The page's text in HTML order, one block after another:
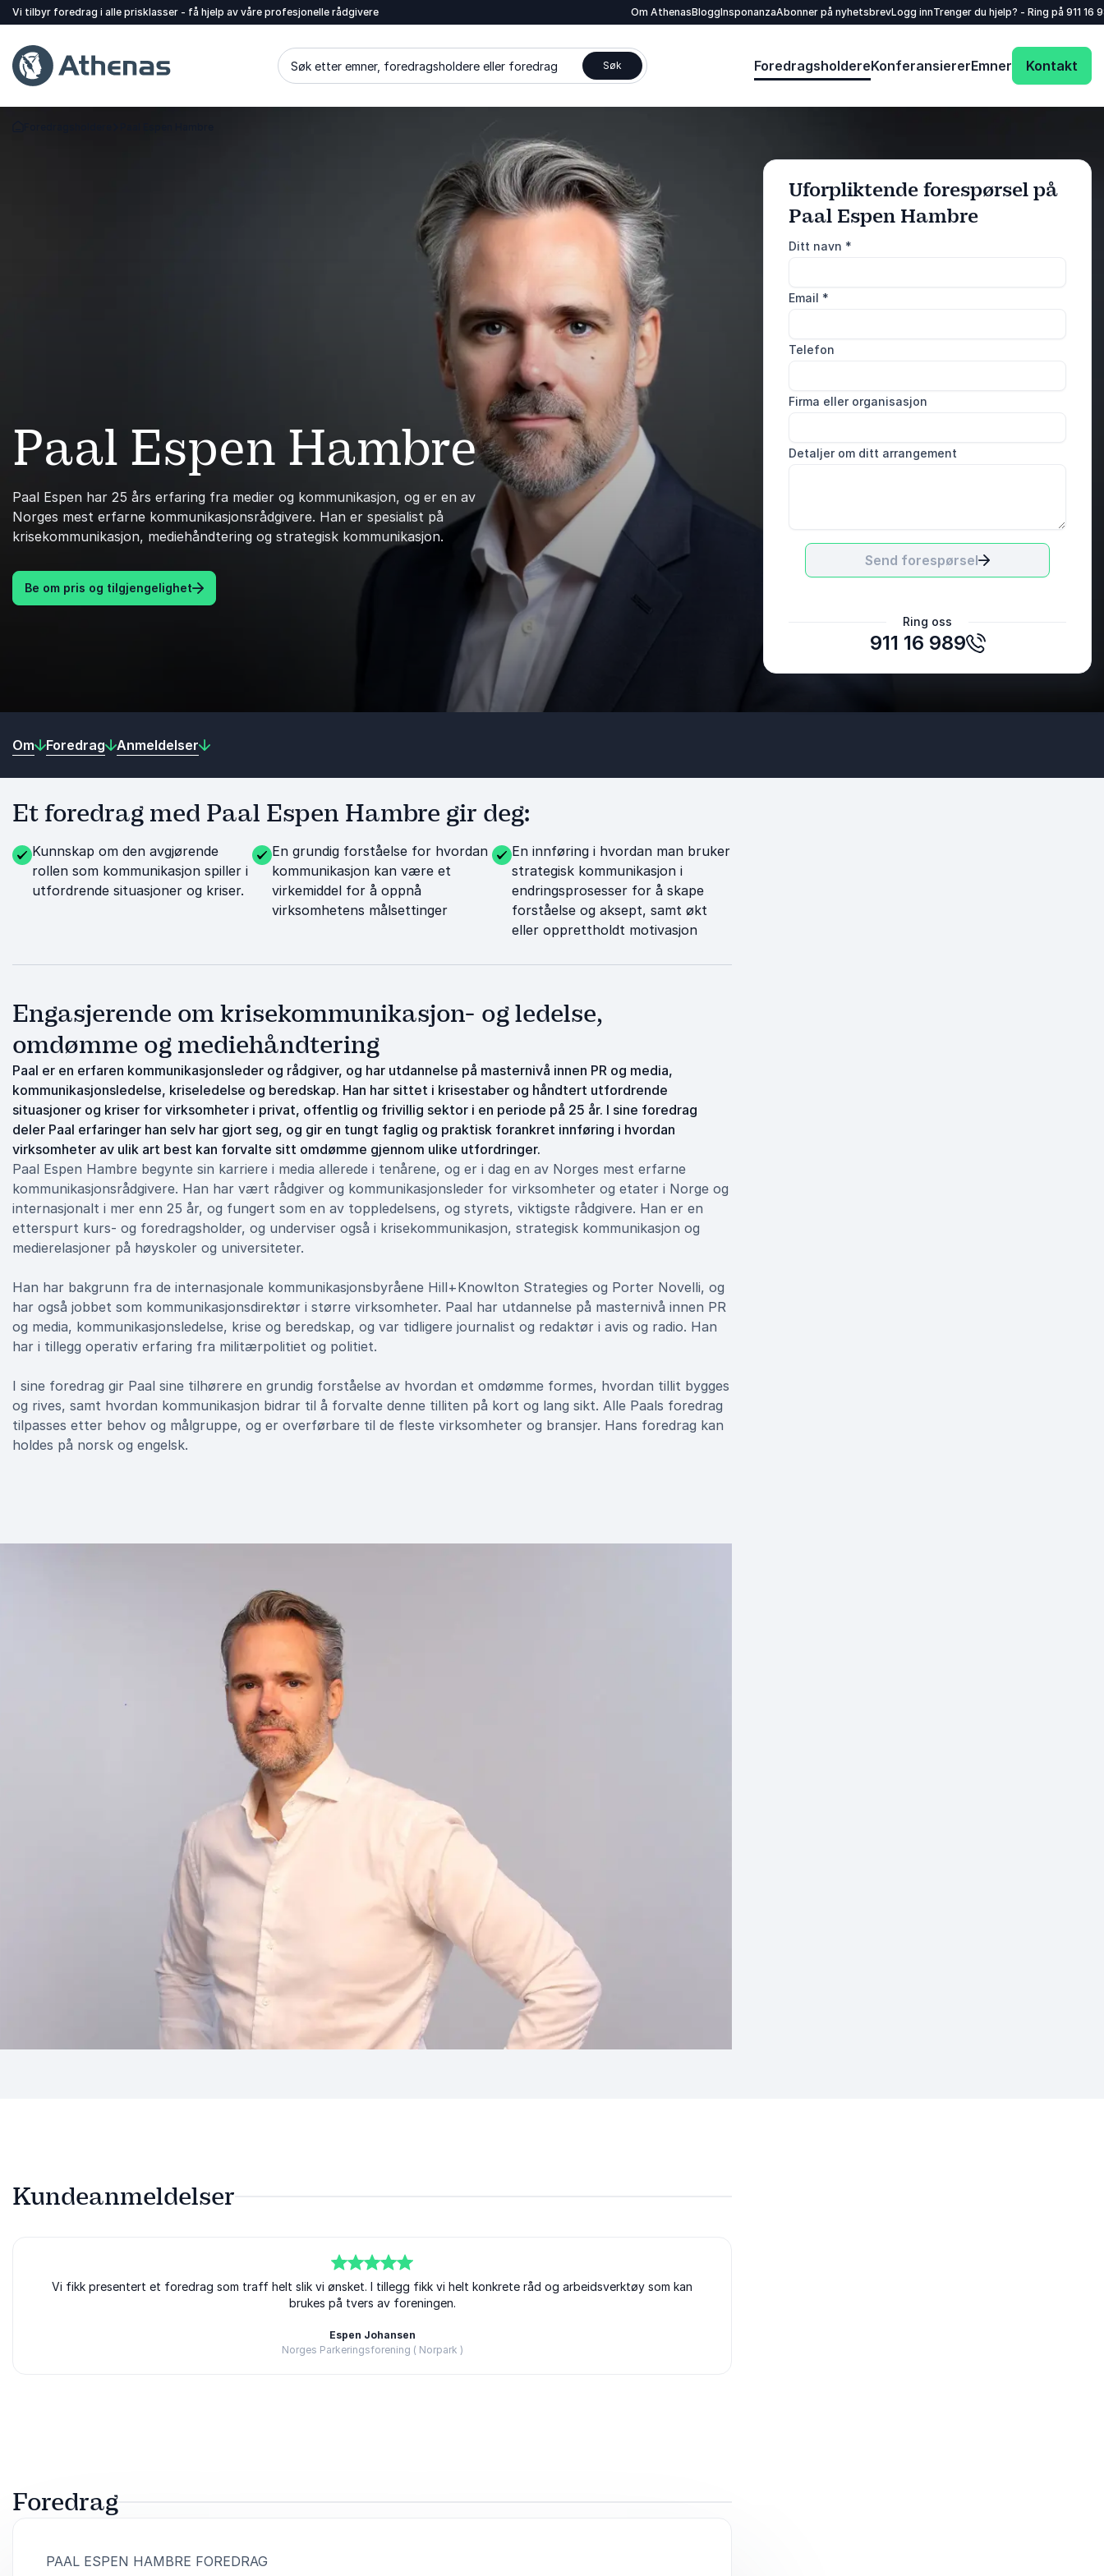
Vi tilbyr foredrag i alle prisklasser - få hjelp av våre profesjonelle rådgivere Om AthenasBloggInsponanzaAbonner på nyhetsbrevLogg innTrenger du hjelp? - Ring på 911 16
Søk etter emner, foredragsholdere eller foredrag Søk ForedragsholdereKonferansiererEmner Kontakt
Paal Espen Hambre
Paal Espen har 25 års erfaring fra medier og kommunikasjon, og er en av
Norges mest erfarne kommunikasjonsrådgivere. Han er spesialist på
krisekommunikasjon, mediehåndtering og strategisk kommunikasjon.
Be om pris og tilgjengelighet
Uforpliktende forespørsel på
Paal Espen Hambre
Ditt navn *
Email *
Telefon
Firma eller organisasjon
Detaljer om ditt arrangement
Send forespørsel
Ring oss
911 16 989
Norges Parkeringsforening ( Norpark )
Om Foredrag Anmeldelser
Et foredrag med Paal Espen Hambre gir deg:
Kunnskap om den avgjørende
rollen som kommunikasjon spiller i
utfordrende situasjoner og kriser.
En grundig forståelse for hvordan
kommunikasjon kan være et
virkemiddel for å oppnå
virksomhetens målsettinger
En innføring i hvordan man bruker
strategisk kommunikasjon i
endringsprosesser for å skape
forståelse og aksept, samt økt
eller opprettholdt motivasjon
Engasjerende om krisekommunikasjon- og ledelse,
omdømme og mediehåndtering
Paal er en erfaren kommunikasjonsleder og rådgiver, og har utdannelse på masternivå innen PR og media,
kommunikasjonsledelse, kriseledelse og beredskap. Han har sittet i krisestaber og håndtert utfordrende
situasjoner og kriser for virksomheter i privat, offentlig og frivillig sektor i en periode på 25 år. I sine foredrag
deler Paal erfaringer han selv har gjort seg, og gir en tungt faglig og praktisk forankret innføring i hvordan
virksomheter av ulik art best kan forvalte sitt omdømme gjennom ulike utfordringer.
Paal Espen Hambre begynte sin karriere i media allerede i tenårene, og er i dag en av Norges mest erfarne
kommunikasjonsrådgivere. Han har vært rådgiver og kommunikasjonsleder for virksomheter og etater i Norge og
internasjonalt i mer enn 25 år, og fungert som en av toppledelsens, og styrets, viktigste rådgivere. Han er en
etterspurt kurs- og foredragsholder, og underviser også i krisekommunikasjon, strategisk kommunikasjon og
medierelasjoner på høyskoler og universiteter.
Han har bakgrunn fra de internasjonale kommunikasjonsbyråene Hill+Knowlton Strategies og Porter Novelli, og
har også jobbet som kommunikasjonsdirektør i større virksomheter. Paal har utdannelse på masternivå innen PR
og media, kommunikasjonsledelse, krise og beredskap, og var tidligere journalist og redaktør i avis og radio. Han
har i tillegg operativ erfaring fra militærpolitiet og politiet.
I sine foredrag gir Paal sine tilhørere en grundig forståelse av hvordan et omdømme formes, hvordan tillit bygges
og rives, samt hvordan kommunikasjon bidrar til å forvalte denne tilliten på kort og lang sikt. Alle Paals foredrag
tilpasses etter behov og målgruppe, og er overførbare til de fleste virksomheter og bransjer. Hans foredrag kan
holdes på norsk og engelsk.
Kundeanmeldelser
av5
Vi fikk presentert et foredrag som traff helt slik vi ønsket. I tillegg fikk vi helt konkrete råd og arbeidsverktøy som kan
brukes på tvers av foreningen.
Espen Johansen
Norges Parkeringsforening ( Norpark )
Foredrag
PAAL ESPEN HAMBRE FOREDRAG